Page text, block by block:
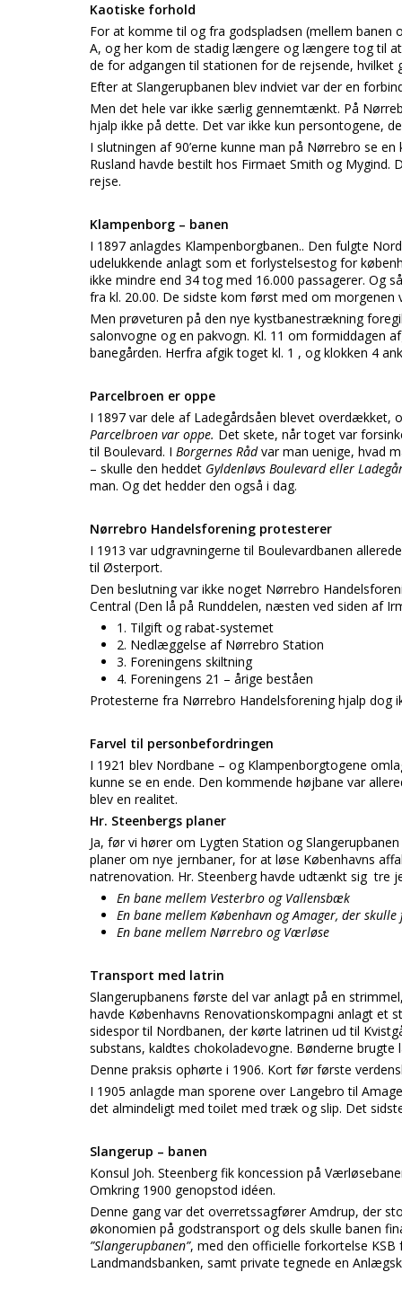
Kaotiske forhold
For at komme til og fra godspladsen (mellem
A, og her kom de stadig længere og længere tog til
de for adgangen til stationen for de rejsende, hvilket
Efter at Slangerupbanen blev indviet var der en
Men det hele var ikke særlig gennemtænkt. På
hjalp ikke på dette. Det var ikke kun persontogene,
I slutningen af 90’erne kunne man på Nørrebro se
Rusland havde bestilt hos Firmaet Smith og
rejse.
Klampenborg – banen
I 1897 anlagdes Klampenborgbanen.. Den fulgte
udelukkende anlagt som et forlystelsestog for
ikke mindre end 34 tog med 16.000 passagerer. Og
fra kl. 20.00. De sidste kom først med om morgenen
Men prøveturen på den nye kystbanestrækning
salonvogne og en pakvogn. Kl. 11 om formiddagen
banegården. Herfra afgik toget kl. 1 , og klokken 4
Parcelbroen er oppe
I 1897 var dele af Ladegårdsåen blevet overdækket,
Parcelbroen var oppe. Det skete, når toget var
til Boulevard. I Borgernes Rådvar man uenige, hvad
– skulle den heddet Gyldenløvs Boulevard eller
man. Og det hedder den også i dag.
Nørrebro Handelsforening protesterer
I 1913 var udgravningerne til Boulevardbanen
til Østerport.
Den beslutning var ikke noget Nørrebro
Central (Den lå på Runddelen, næsten ved siden af
1. Tilgift og rabat-systemet
2. Nedlæggelse af Nørrebro Station
3. Foreningens skiltning
4. Foreningens 21 – årige beståen
Protesterne fra Nørrebro Handelsforening hjalp dog
Farvel til personbefordringen
I 1921 blev Nordbane – og Klampenborgtogene
kunne se en ende. Den kommende højbane var
blev en realitet.
Hr. Steenbergs planer
Ja, før vi hører om Lygten Station og
planer om nye jernbaner, for at løse Københavns
natrenovation. Hr. Steenberg havde udtænkt sig tre
En bane mellem Vesterbro og Vallensbæk
En bane mellem København og Amager, der
En bane mellem Nørrebro og Værløse
Transport med latrin
Slangerupbanens første del var anlagt på en
havde Københavns Renovationskompagni anlagt et
sidespor til Nordbanen, der kørte latrinen ud til
substans, kaldtes chokoladevogne. Bønderne brugte
Denne praksis ophørte i 1906. Kort før første
I 1905 anlagde man sporene over Langebro til
det almindeligt med toilet med træk og slip. Det
Slangerup – banen
Konsul Joh. Steenberg fik koncession på
Omkring 1900 genopstod idéen.
Denne gang var det overretssagfører Amdrup, der
økonomien på godstransport og dels skulle banen
”Slangerupbanen”, med den officielle forkortelse
Landmandsbanken, samt private tegnede en